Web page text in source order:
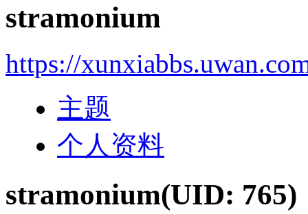
stramonium
https://
主题
个人资料
stramonium(UID: 765)